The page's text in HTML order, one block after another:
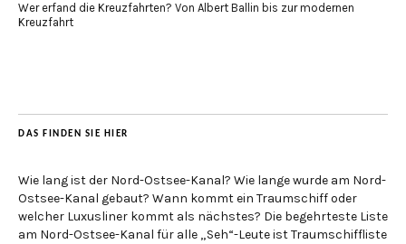
Wer erfand die Kreuzfahrten? Von Albert Ballin bis zur modernen
Kreuzfahrt
DAS FINDEN SIE HIER
Wie lang ist der Nord-Ostsee-Kanal? Wie lange wurde am Nord-
Ostsee-Kanal gebaut? Wann kommt ein Traumschiff oder
welcher Luxusliner kommt als nächstes? Die begehrteste Liste
am Nord-Ostsee-Kanal für alle „Seh“-Leute ist Traumschiffliste